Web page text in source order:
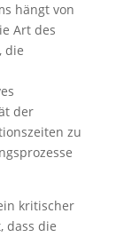
hängt von
Art des
die
der
zu
kritischer
dass die